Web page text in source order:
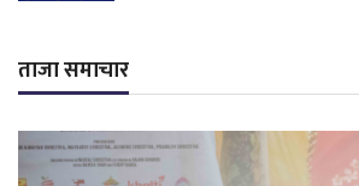
ताजा समाचार